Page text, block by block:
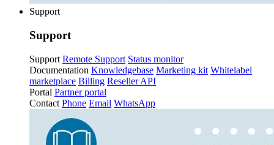
Support
Support
Support Remote Support Status monitor
Documentation Knowledgebase Marketing kit Whitelabel
marketplace Billing Reseller API
Portal Partner portal
Contact Phone Email WhatsApp